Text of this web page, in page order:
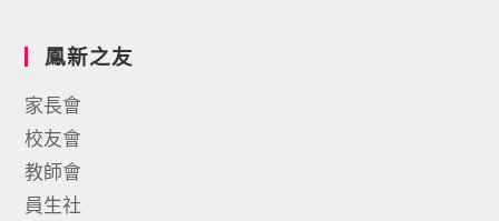
鳳新之友
家長會
校友會
教師會
員生社